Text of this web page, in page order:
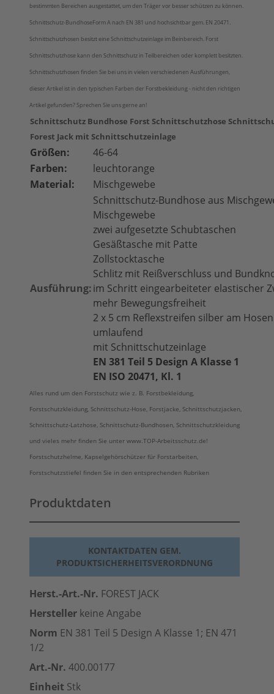
bestimmten Bereichen ausgestattet, um den Träger vor besser schützen zu können.
Schnittschutz-BundhoseForm A nach EN 381 und hochsichtbar gem. EN 20471.
Schnittschutzhosen besitzt eine Schnittschutzeinlage im Beinbereich. Forst
Schnittschutzhose kann den Schnittschutz in Teilbereichen oder komplett besitzten.
Schnittschutzhosen finden Sie bei uns in vielen verschiedenen Ausführungen,
dieser Artikel ist in den typischen Farben der Forstbekleidung - nicht den richtigen
Artikel gefunden? Sprechen Sie uns gerne an!
Schnittschutz Bundhose Forst Schnittschutzhose
Forest Jack mit Schnittschutzeinlage
Größen:
46-64
Farben:
leuchtorange
Material:
Mischgewebe
Ausführung:
Schnittschutz-Bundhose aus
Mischgewebe
zwei aufgesetzte Schubtaschen
Gesäßtasche mit Patte
Zollstocktasche
Schlitz mit Reißverschluss und
im Schritt eingearbeiteter elastischer
mehr Bewegungsfreiheit
2 x 5 cm Reflexstreifen silber am
umlaufend
mit Schnittschutzeinlage
EN 381 Teil 5 Design A Klasse 1
EN ISO 20471, Kl. 1
Alles rund um den Forstschutz wie z. B. Forstbekleidung,
Forstschutzkleidung, Schnittschutz-Hose, Forstjacke, Schnittschutzjacken,
Schnittschutz-Latzhose, Schnittschutz-Bundhosen, Schnittschutzkleidung
und vieles mehr finden Sie unter www.TOP-Arbeitsschutz.de!
Forstschutzhelme, Kapselgehörschützer für Forstarbeiten,
Forstschutzstiefel finden Sie in den entsprechenden Rubriken
Produktdaten
KONTAKTDATEN GEM.
PRODUKTSICHERHEITSVERORDNUNG
Herst.-Art.-Nr. FOREST JACK
Hersteller keine Angabe
Norm EN 381 Teil 5 Design A Klasse 1; EN 471
1/2
Art.-Nr. 400.00177
Einheit Stk